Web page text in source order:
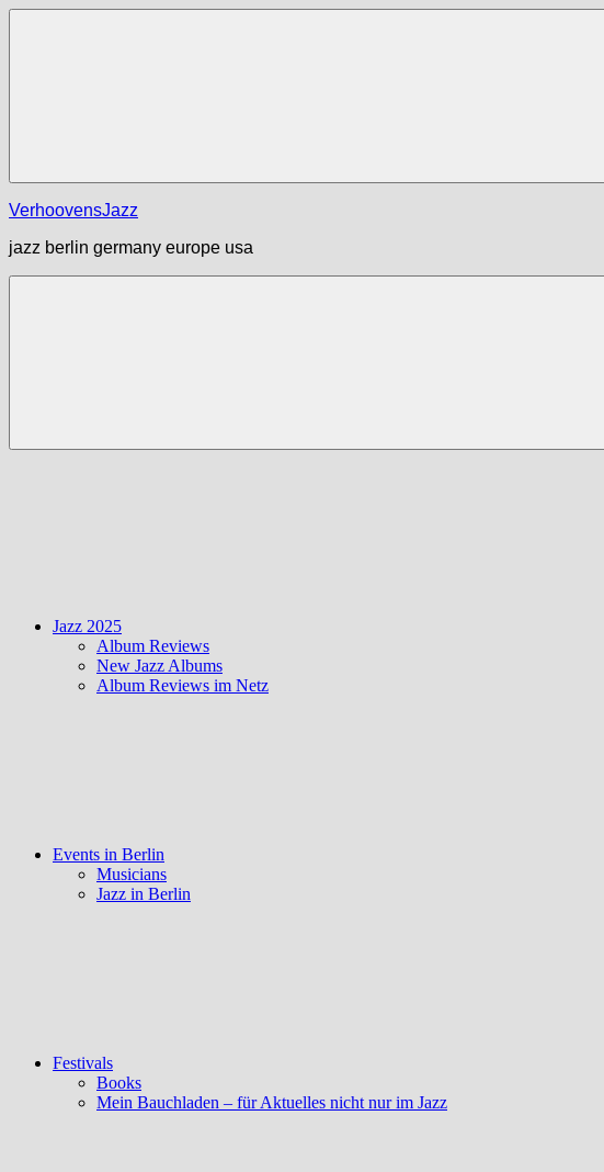
Zum
Menü
VerhoovensJazz
jazz berlin germany europe usa
Menü
Jazz 2025
Album Reviews
New Jazz Albums
Album Reviews im Netz
Events in Berlin
Musicians
Jazz in Berlin
Festivals
Books
Mein Bauchladen – für Aktuelles nicht nur im Jazz